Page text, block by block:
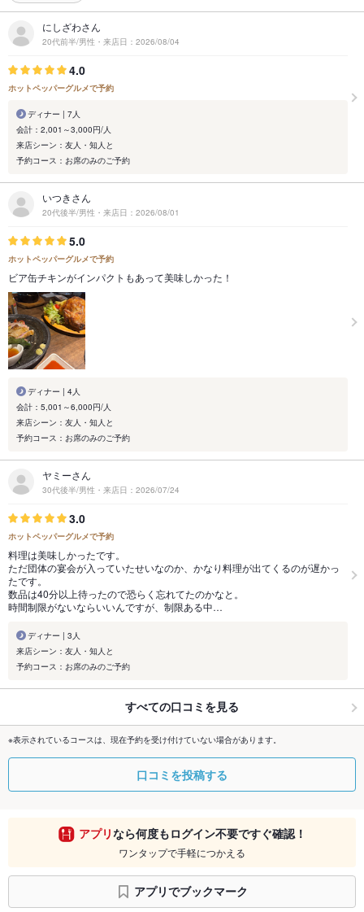
にしざわさん
20代前半/男性・来店日：2026/08/04
4.0
ホットペッパーグルメで予約
ディナー | 7人
会計：2,001～3,000円/人
来店シーン：友人・知人と
予約コース：お席のみのご予約
いつきさん
20代後半/男性・来店日：2026/08/01
5.0
ホットペッパーグルメで予約
ビア缶チキンがインパクトもあって美味しかった！
ディナー | 4人
会計：5,001～6,000円/人
来店シーン：友人・知人と
予約コース：お席のみのご予約
ヤミーさん
30代後半/男性・来店日：2026/07/24
3.0
ホットペッパーグルメで予約
料理は美味しかったです。
ただ団体の宴会が入っていたせいなのか、かなり料理が出てくるのが遅かっ
たです。
数品は40分以上待ったので恐らく忘れてたのかなと。
時間制限がないならいいんですが、制限ある中…
ディナー | 3人
来店シーン：友人・知人と
予約コース：お席のみのご予約
すべての口コミを見る
※表示されているコースは、現在予約を受け付けていない場合があります。
口コミを投稿する
アプリなら何度もログイン不要ですぐ確認！
ワンタップで手軽につかえる
アプリでブックマーク